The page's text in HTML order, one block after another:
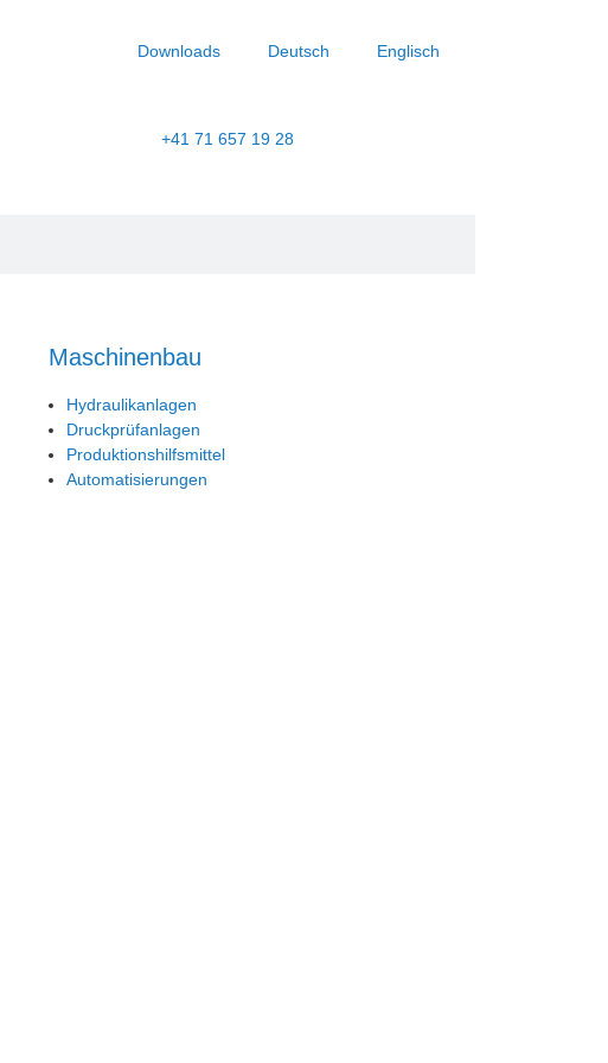
Downloads Deutsch Englisch
+41 71 657 19 28
Maschinenbau
Hydraulikanlagen
Druckprüfanlagen
Produktionshilfsmittel
Automatisierungen